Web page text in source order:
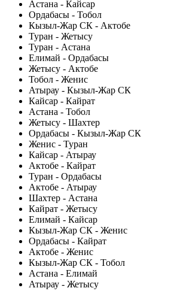
Астана - Кайсар
Ордабасы - Тобол
Кызыл-Жар СК - Актобе
Туран - Жетысу
Туран - Астана
Елимай - Ордабасы
Жетысу - Актобе
Тобол - Женис
Атырау - Кызыл-Жар СК
Кайсар - Кайрат
Астана - Тобол
Жетысу - Шахтер
Ордабасы - Кызыл-Жар СК
Женис - Туран
Кайсар - Атырау
Актобе - Кайрат
Туран - Ордабасы
Актобе - Атырау
Шахтер - Астана
Кайрат - Жетысу
Елимай - Кайсар
Кызыл-Жар СК - Женис
Ордабасы - Кайрат
Актобе - Женис
Кызыл-Жар СК - Тобол
Астана - Елимай
Атырау - Жетысу